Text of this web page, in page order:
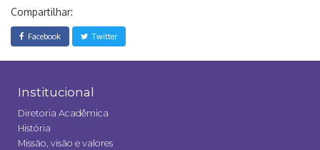
Compartilhar:
Facebook Twitter
Institucional
Diretoria Acadêmica
História
Missão, visão e valores